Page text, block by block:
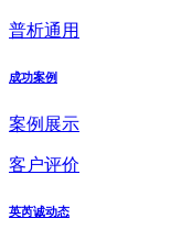
普析通用
成功案例
案例展示
客户评价
英芮诚动态